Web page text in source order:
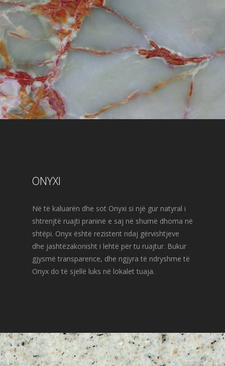
ONYXI
Në të kaluarën dhe sot Onyxi si një gur natyral i
shtrenjtë ruajti praninë e saj në shumë dhoma në
shtëpi. Onyx është rezistent ndaj gërvishtjeve
dhe jashtëzakonisht i lehtë për tu ruajtur. Bukur
gjysmë transparence, dhe ngjyra të ndryshme të
Onyx do të sjellë luks në lokalet tuaja.